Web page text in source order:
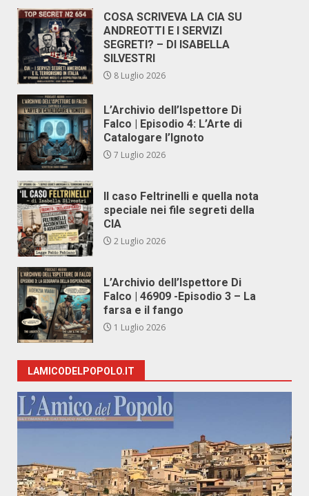
COSA SCRIVEVA LA CIA SU
ANDREOTTI E I SERVIZI
SEGRETI? – DI ISABELLA
SILVESTRI
8 Luglio 2026
L’Archivio dell’Ispettore Di
Falco | Episodio 4: L’Arte di
Catalogare l’Ignoto
7 Luglio 2026
Il caso Feltrinelli e quella nota
speciale nei file segreti della
CIA
2 Luglio 2026
L’Archivio dell’Ispettore Di
Falco | 46909 -Episodio 3 – La
farsa e il fango
1 Luglio 2026
LAMICODELPOPOLO.IT